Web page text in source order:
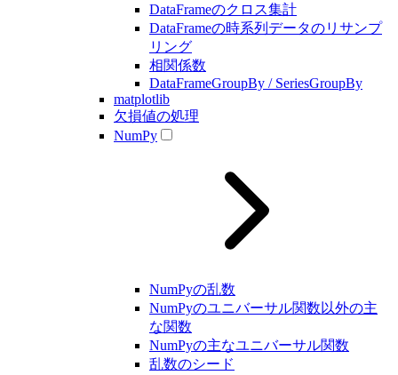
DataFrameのクロス集計
DataFrameの時系列データのリサンプ
リング
相関係数
DataFrameGroupBy / SeriesGroupBy
matplotlib
欠損値の処理
NumPy
NumPyの乱数
NumPyのユニバーサル関数以外の主
な関数
NumPyの主なユニバーサル関数
乱数のシード